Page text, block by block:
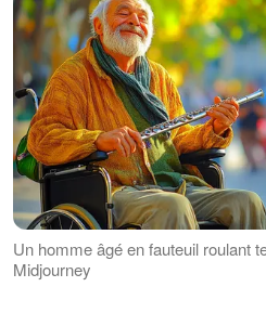
Un homme âgé en fauteuil roulant
Midjourney